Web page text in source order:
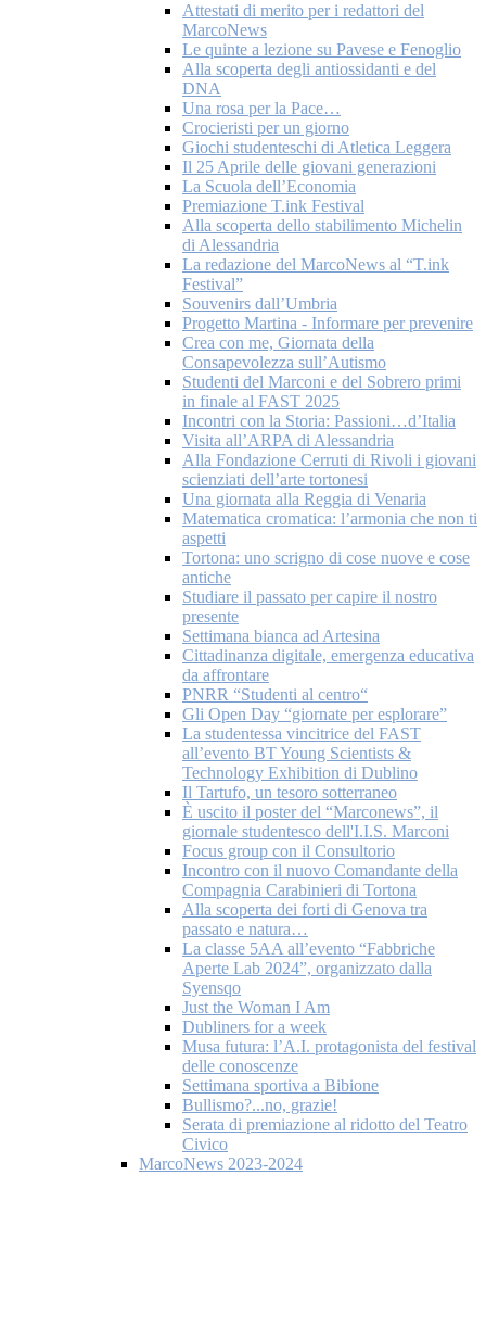
Attestati di merito per i redattori del
MarcoNews
Le quinte a lezione su Pavese e Fenoglio
Alla scoperta degli antiossidanti e del
DNA
Una rosa per la Pace…
Crocieristi per un giorno
Giochi studenteschi di Atletica Leggera
Il 25 Aprile delle giovani generazioni
La Scuola dell’Economia
Premiazione T.ink Festival
Alla scoperta dello stabilimento Michelin
di Alessandria
La redazione del MarcoNews al “T.ink
Festival”
Souvenirs dall’Umbria
Progetto Martina - Informare per prevenire
Crea con me, Giornata della
Consapevolezza sull’Autismo
Studenti del Marconi e del Sobrero primi
in finale al FAST 2025
Incontri con la Storia: Passioni…d’Italia
Visita all’ARPA di Alessandria
Alla Fondazione Cerruti di Rivoli i giovani
scienziati dell’arte tortonesi
Una giornata alla Reggia di Venaria
Matematica cromatica: l’armonia che non ti
aspetti
Tortona: uno scrigno di cose nuove e cose
antiche
Studiare il passato per capire il nostro
presente
Settimana bianca ad Artesina
Cittadinanza digitale, emergenza educativa
da affrontare
PNRR “Studenti al centro“
Gli Open Day “giornate per esplorare”
La studentessa vincitrice del FAST
all’evento BT Young Scientists &
Technology Exhibition di Dublino
Il Tartufo, un tesoro sotterraneo
È uscito il poster del “Marconews”, il
giornale studentesco dell'I.I.S. Marconi
Focus group con il Consultorio
Incontro con il nuovo Comandante della
Compagnia Carabinieri di Tortona
Alla scoperta dei forti di Genova tra
passato e natura…
La classe 5AA all’evento “Fabbriche
Aperte Lab 2024”, organizzato dalla
Syensqo
Just the Woman I Am
Dubliners for a week
Musa futura: l’A.I. protagonista del festival
delle conoscenze
Settimana sportiva a Bibione
Bullismo?...no, grazie!
Serata di premiazione al ridotto del Teatro
Civico
MarcoNews 2023-2024